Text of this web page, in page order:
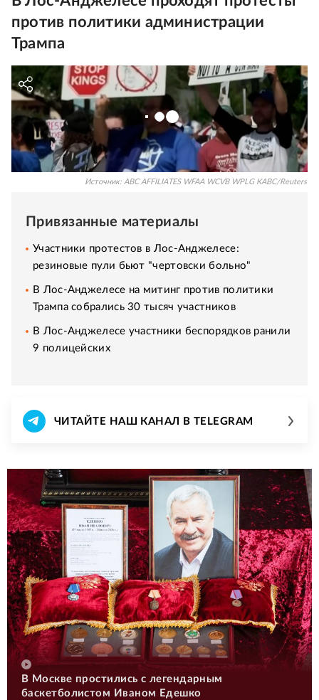
против политики администрации
Трампа
Источник: ABC AFFILIATES WFAA WCVB WPLG KABC/Reuters
Привязанные материалы
Участники протестов в Лос-Анджелесе:
резиновые пули бьют "чертовски больно"
В Лос-Анджелесе на митинг против политики
Трампа собрались 30 тысяч участников
В Лос-Анджелесе участники беспорядков ранили
9 полицейских
ЧИТАЙТЕ НАШ КАНАЛ В TELEGRAM
В Москве простились с легендарным
баскетболистом Иваном Едешко